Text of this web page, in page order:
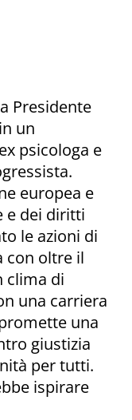
Presidente
un
psicologa e
europea e
e dei diritti
le azioni di
con oltre il
clima di
una carriera
una
giustizia
per tutti.
ispirare